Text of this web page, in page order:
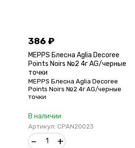
386₽
MEPPS Блесна Aglia Decoree
Points Noirs №2 4г AG/черные
точки
MEPPS Блесна Aglia Decoree
Points Noirs №2 4г AG/черные
точки
В наличии
Артикул: CPAN20023
– +